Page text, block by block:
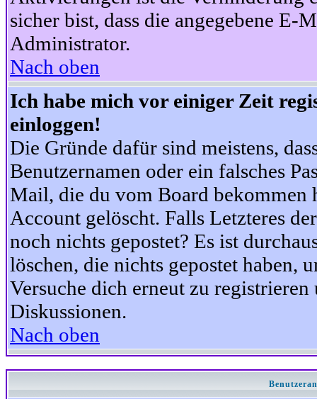
sicher bist, dass die angegebene
Administrator.
Nach oben
Ich habe mich vor einiger Zeit
einloggen!
Die Gründe dafür sind meistens,
Benutzernamen oder ein falsches
Mail, die du vom Board bekommen
Account gelöscht. Falls Letzteres
noch nichts gepostet? Es ist
löschen, die nichts gepostet haben,
Versuche dich erneut zu
Diskussionen.
Nach oben